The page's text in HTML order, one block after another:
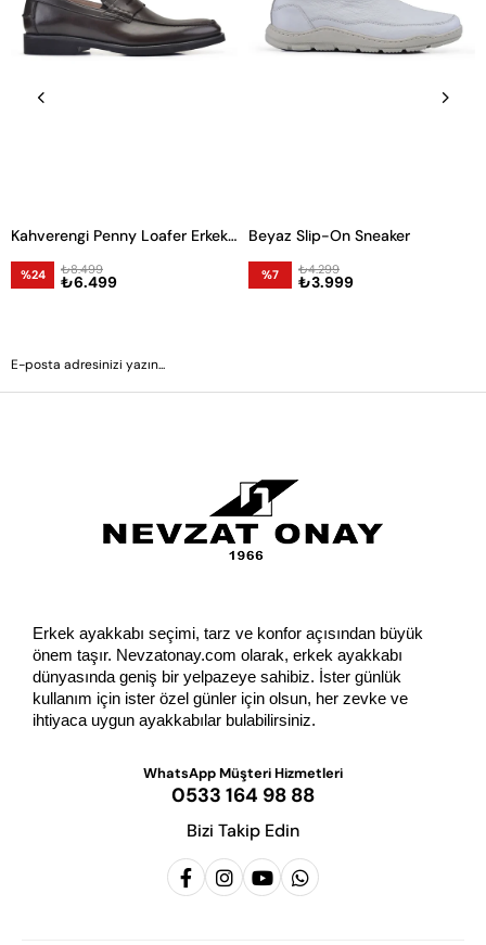
Kahverengi Penny Loafer Erkek Ayakkabı
%24 ₺6.499
₺8.499
Beyaz Slip-On Sneaker
%7 ₺3.999
₺4.299
Erkek ayakkabı seçimi, tarz ve konfor açısından büyük
önem taşır. Nevzatonay.com olarak, erkek ayakkabı
dünyasında geniş bir yelpazeye sahibiz. İster günlük
kullanım için ister özel günler için olsun, her zevke ve
ihtiyaca uygun ayakkabılar bulabilirsiniz.
WhatsApp Müşteri Hizmetleri
0533 164 98 88
Bizi Takip Edin